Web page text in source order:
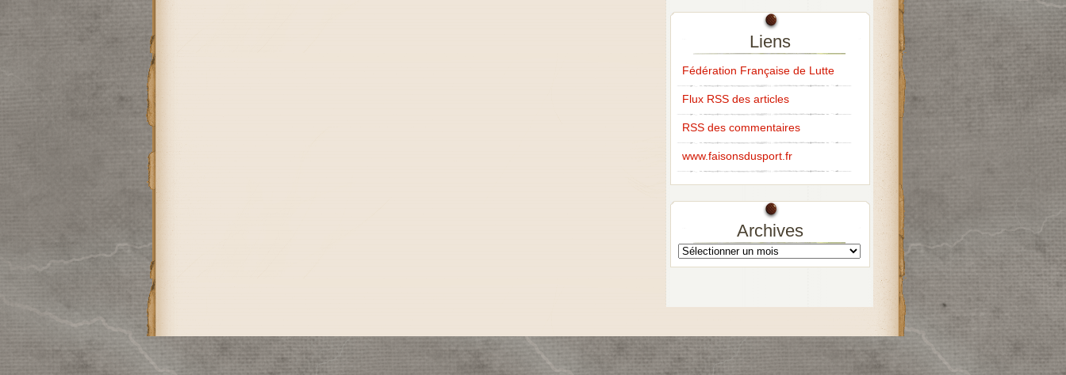
Liens
Fédération Française de Lutte
Flux RSS des articles
RSS des commentaires
www.faisonsdusport.fr
Archives
Archives